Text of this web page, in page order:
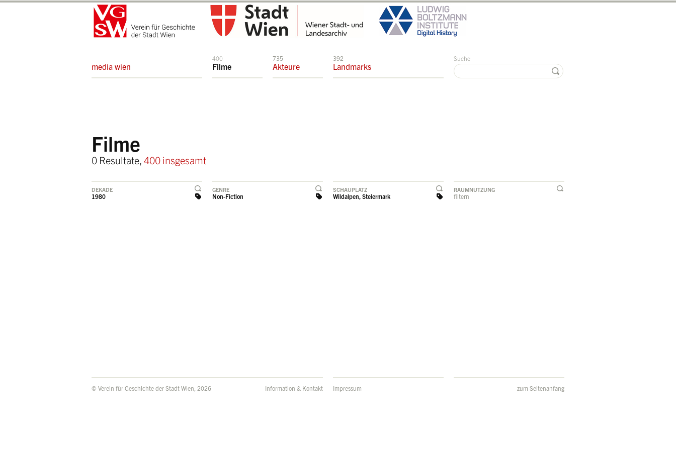
media wien
400
Filme
735
Akteure
392
Landmarks
Suche
Filme
0 Resultate, 400 insgesamt
DEKADE
1980
GENRE
Non-Fiction
SCHAUPLATZ
Wildalpen, Steiermark
RAUMNUTZUNG
filtern
© Verein für Geschichte der Stadt Wien, 2026 Information & Kontakt Impressum zum Seitenanfang